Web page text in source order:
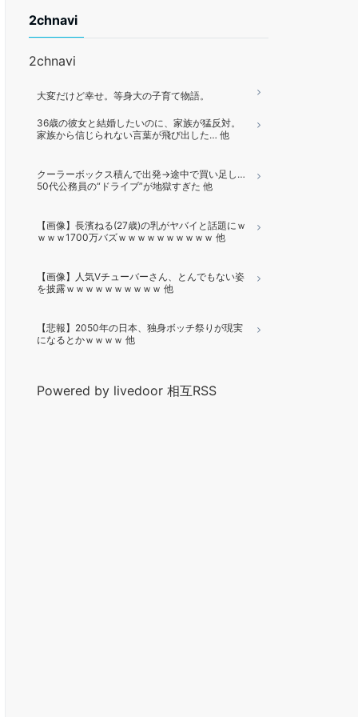
2chnavi
2chnavi
大変だけど幸せ。等身大の子育て物語。
36歳の彼女と結婚したいのに、家族が猛反対。
家族から信じられない言葉が飛び出した… 他
クーラーボックス積んで出発→途中で買い足し…
50代公務員の“ドライブ”が地獄すぎた 他
【画像】長濱ねる(27歳)の乳がヤバイと話題にｗ
ｗｗｗ1700万バズｗｗｗｗｗｗｗｗｗｗ 他
【画像】人気Vチューバーさん、とんでもない姿
を披露ｗｗｗｗｗｗｗｗｗｗ 他
【悲報】2050年の日本、独身ボッチ祭りが現実
になるとかｗｗｗｗ 他
Powered by livedoor 相互RSS